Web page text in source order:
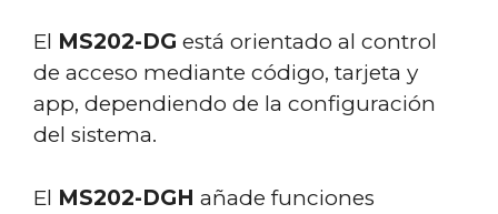
El MS202-DG está orientado al control
de acceso mediante código, tarjeta y
app, dependiendo de la configuración
del sistema.
El MS202-DGH añade funciones